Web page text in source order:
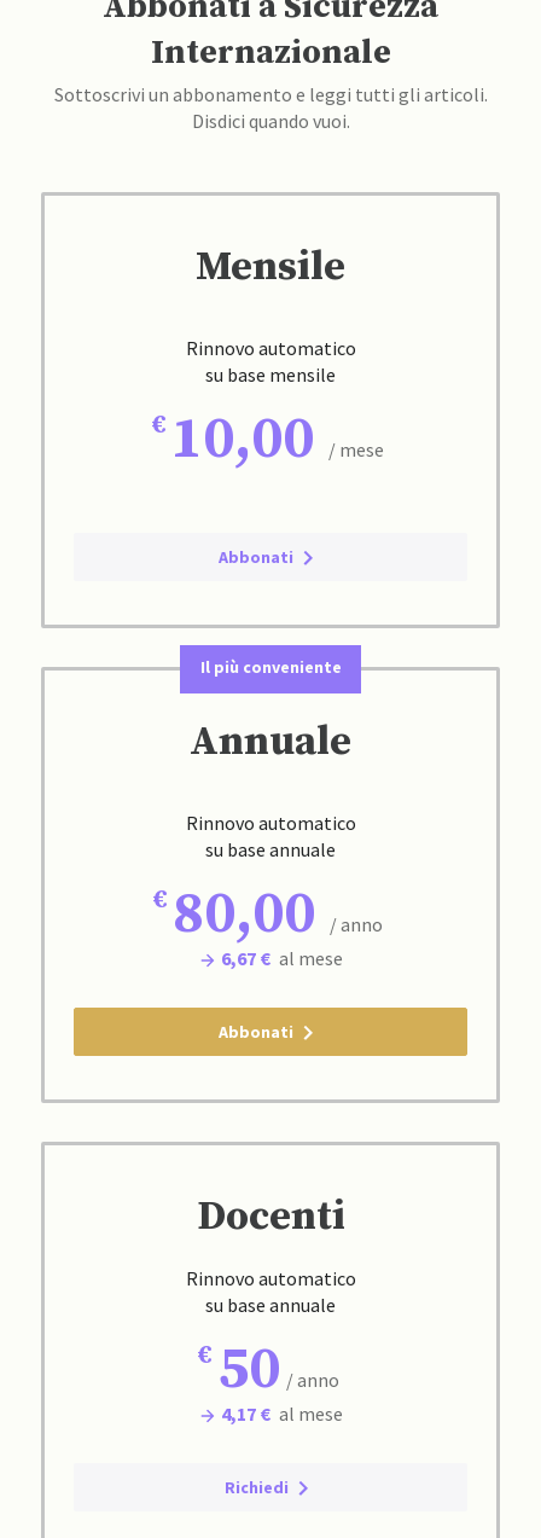
Internazionale
Sottoscrivi un abbonamento e leggi tutti gli articoli.
Disdici quando vuoi.
Mensile
Rinnovo automatico
su base mensile
10,00 / mese
Abbonati
Il più conveniente
Annuale
Rinnovo automatico
su base annuale
80,00
/ anno
6,67 € al mese
Abbonati
Docenti
Rinnovo automatico
su base annuale
50 / anno
4,17 € al mese
Richiedi